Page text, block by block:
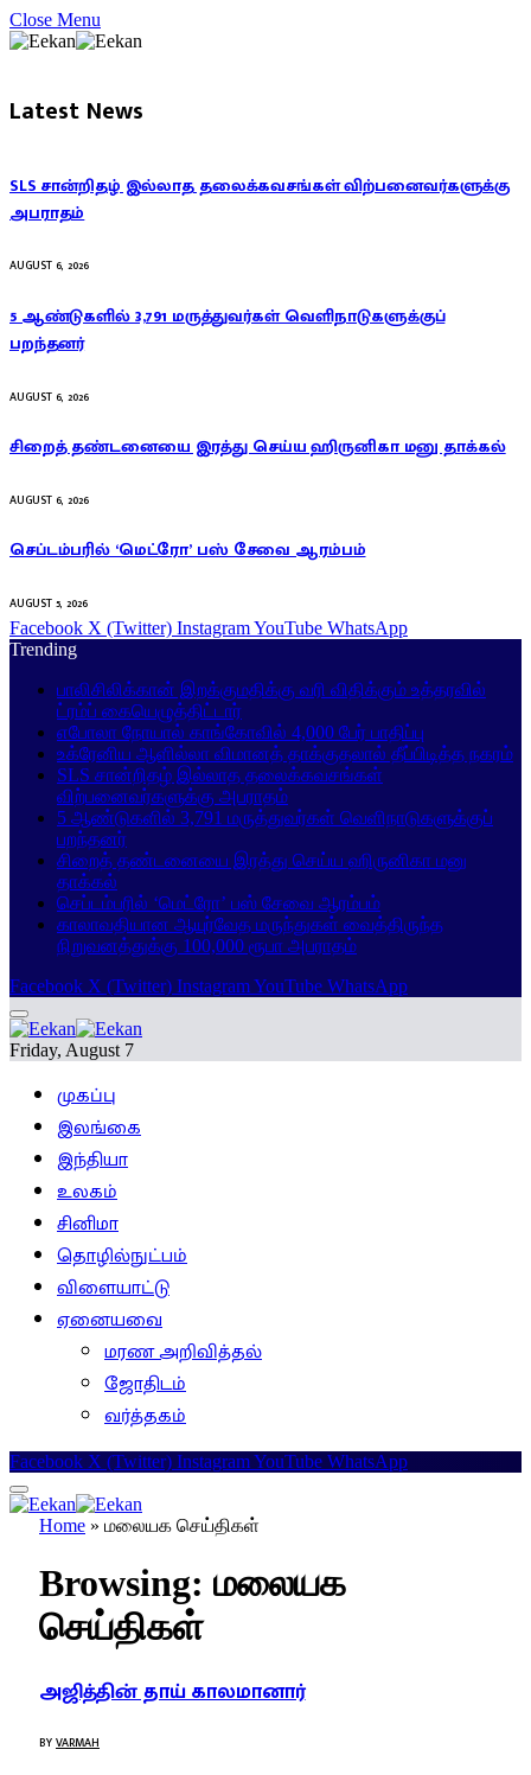
Close Menu
Latest News
SLS சான்றிதழ் இல்லாத தலைக்கவசங்கள் விற்பனைவர்களுக்கு
அபராதம்
AUGUST 6, 2026
5 ஆண்டுகளில் 3,791 மருத்துவர்கள் வெளிநாடுகளுக்குப்
பறந்தனர்
AUGUST 6, 2026
சிறைத் தண்டனையை இரத்து செய்ய ஹிருனிகா மனு தாக்கல்
AUGUST 6, 2026
செப்டம்பரில் ‘மெட்ரோ’ பஸ் சேவை ஆரம்பம்
AUGUST 5, 2026
Facebook X (Twitter) InstagramYouTube WhatsApp
Trending
பாலிசிலிக்கான் இறக்குமதிக்கு வரி விதிக்கும் உத்தரவில்
ட்ரம்ப் கையெழுத்திட்டார்
எபோலா நோயால் காங்கோவில் 4,000 பேர் பாதிப்பு
உக்ரேனிய ஆளில்லா விமானத் தாக்குதலால் தீப்பிடித்த நகரம்
SLS சான்றிதழ் இல்லாத தலைக்கவசங்கள்
விற்பனைவர்களுக்கு அபராதம்
5 ஆண்டுகளில் 3,791 மருத்துவர்கள் வெளிநாடுகளுக்குப்
பறந்தனர்
சிறைத் தண்டனையை இரத்து செய்ய ஹிருனிகா மனு
தாக்கல்
செப்டம்பரில் ‘மெட்ரோ’ பஸ் சேவை ஆரம்பம்
காலாவதியான ஆயுர்வேத மருந்துகள் வைத்திருந்த
நிறுவனத்துக்கு 100,000 ரூபா அபராதம்
Facebook X (Twitter) InstagramYouTube WhatsApp
Friday, August 7
முகப்பு
இலங்கை
இந்தியா
உலகம்
சினிமா
தொழில்நுட்பம்
விளையாட்டு
ஏனையவை
மரண அறிவித்தல்
ஜோதிடம்
வர்த்தகம்
Facebook X (Twitter) InstagramYouTube WhatsApp
Home » மலையக செய்திகள்
Browsing: மலையக
செய்திகள்
அஜித்தின் தாய் காலமானார்
BYVARMAH